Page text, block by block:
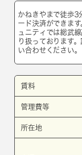
かねきやまで徒歩3
ード決済ができま
ュニティでは総武
り扱っております
い合わせください。
賃料
管理費等
所在地